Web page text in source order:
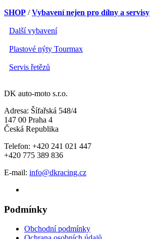
SHOP /Vybavení nejen pro dílny a servisy
Další vybavení
Plastové nýty Tourmax
Servis řetězů
DK auto-moto s.r.o.
Adresa: Šífařská 548/4
147 00 Praha 4
Česká Republika
Telefon: +420 241 021 447
+420 775 389 836
E-mail: info@dkracing.cz
Podmínky
Obchodní podmínky